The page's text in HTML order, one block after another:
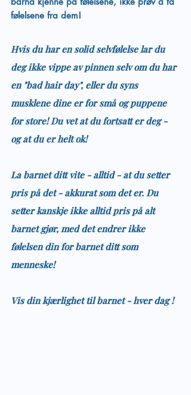
følelsene fra dem!
Hvis du har en solid selvfølelse lar du
deg ikke vippe av pinnen selv om du har
en "bad hair day", eller du syns
musklene dine er for små og puppene
for store! Du vet at du fortsatt er deg -
og at du er helt ok!
La barnet ditt vite - alltid - at du setter
pris på det - akkurat som det er. Du
setter kanskje ikke alltid pris på alt
barnet gjør, med det endrer ikke
følelsen din for barnet ditt som
menneske!
Vis din kjærlighet til barnet - hver dag !